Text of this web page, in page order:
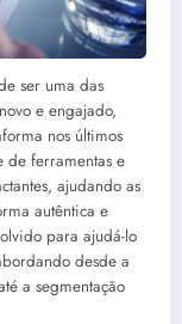
ser uma das
e engajado,
nos últimos
de ferramentas e
ajudando as
autêntica e
para ajudá-lo
desde a
a segmentação